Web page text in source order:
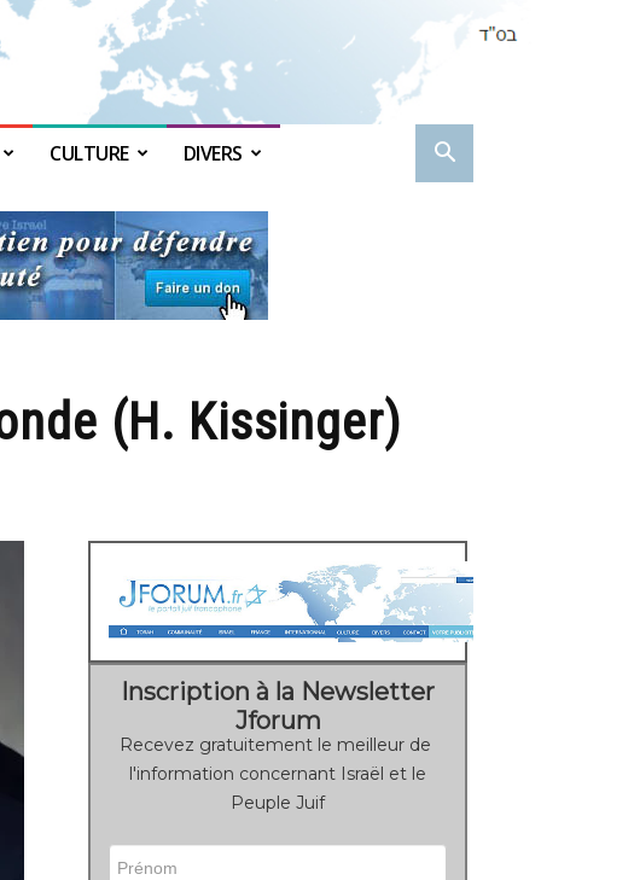
CULTURE DIVERS
(H. Kissinger)
Inscription à la Newsletter
Jforum
Recevez gratuitement le meilleur de
l'information concernant Israël et le
Peuple Juif